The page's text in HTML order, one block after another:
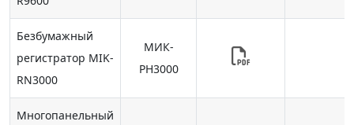
Безбумажный
регистратор MIK-
RN3000
МИК-
РН3000
Многопанельный